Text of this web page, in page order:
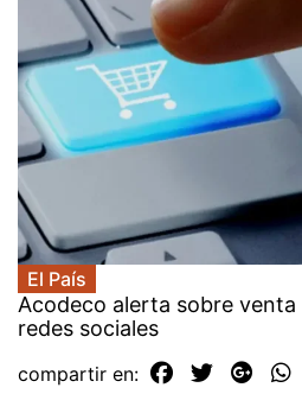
El País
Acodeco alerta sobre venta
redes sociales
compartir en: